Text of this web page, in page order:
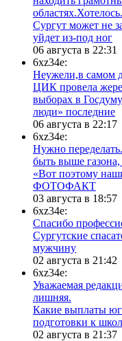
Сургут может не
уйдет из-под ног
06 августа в 22:31
6xz34e:
Неужели,в самом
ЦИК провела
выборах в
люди» последние
06 августа в 22:17
6xz34e:
Нужно
быть выше
«Вот поэтому
ФОТОФАКТ
03 августа в 18:57
6xz34e:
Спасибо
Сургутские
мужчину
02 августа в 21:42
6xz34e:
Уважаемая
лишняя.
Какие выплаты
подготовки к
02 августа в 21:37